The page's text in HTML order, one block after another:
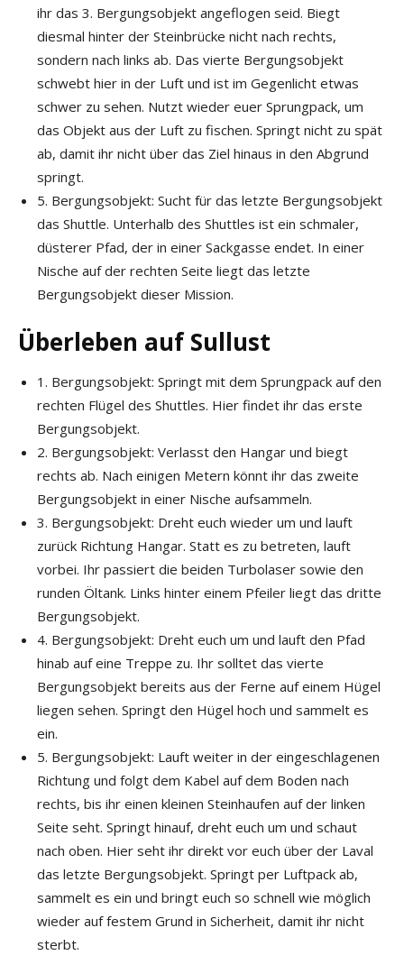
ihr das 3. Bergungsobjekt angeflogen seid. Biegt
diesmal hinter der Steinbrücke nicht nach rechts,
sondern nach links ab. Das vierte Bergungsobjekt
schwebt hier in der Luft und ist im Gegenlicht etwas
schwer zu sehen. Nutzt wieder euer Sprungpack, um
das Objekt aus der Luft zu fischen. Springt nicht zu spät
ab, damit ihr nicht über das Ziel hinaus in den Abgrund
springt.
5. Bergungsobjekt: Sucht für das letzte Bergungsobjekt
das Shuttle. Unterhalb des Shuttles ist ein schmaler,
düsterer Pfad, der in einer Sackgasse endet. In einer
Nische auf der rechten Seite liegt das letzte
Bergungsobjekt dieser Mission.
Überleben auf Sullust
1. Bergungsobjekt: Springt mit dem Sprungpack auf den
rechten Flügel des Shuttles. Hier findet ihr das erste
Bergungsobjekt.
2. Bergungsobjekt: Verlasst den Hangar und biegt
rechts ab. Nach einigen Metern könnt ihr das zweite
Bergungsobjekt in einer Nische aufsammeln.
3. Bergungsobjekt: Dreht euch wieder um und lauft
zurück Richtung Hangar. Statt es zu betreten, lauft
vorbei. Ihr passiert die beiden Turbolaser sowie den
runden Öltank. Links hinter einem Pfeiler liegt das dritte
Bergungsobjekt.
4. Bergungsobjekt: Dreht euch um und lauft den Pfad
hinab auf eine Treppe zu. Ihr solltet das vierte
Bergungsobjekt bereits aus der Ferne auf einem Hügel
liegen sehen. Springt den Hügel hoch und sammelt es
ein.
5. Bergungsobjekt: Lauft weiter in der eingeschlagenen
Richtung und folgt dem Kabel auf dem Boden nach
rechts, bis ihr einen kleinen Steinhaufen auf der linken
Seite seht. Springt hinauf, dreht euch um und schaut
nach oben. Hier seht ihr direkt vor euch über der Laval
das letzte Bergungsobjekt. Springt per Luftpack ab,
sammelt es ein und bringt euch so schnell wie möglich
wieder auf festem Grund in Sicherheit, damit ihr nicht
sterbt.